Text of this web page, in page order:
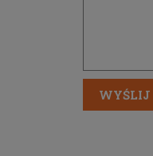
WYŚLIJ